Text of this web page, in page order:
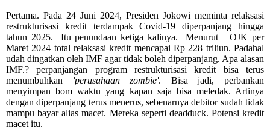
Pertama. Pada 24 Juni 2024, Presiden Jokowi meminta relaksasi
restrukturisasi kredit terdampak Covid-19 diperpanjang hingga
tahun 2025. Itu penundaan ketiga kalinya. Menurut
OJK per
Maret 2024 total relaksasi kredit mencapai Rp 228 triliun. Padahal
udah dingatkan oleh IMF agar tidak boleh diperpanjang. Apa alasan
IMF.? perpanjangan program restrukturisasi kredit bisa terus
menumbuhkan
'perusahaan zombie'. Bisa jadi, perbankan
menyimpan bom waktu yang kapan saja bisa meledak. Artinya
dengan diperpanjang terus menerus, sebenarnya debitor sudah tidak
mampu bayar alias macet. Mereka seperti deadduck. Potensi kredit
macet itu.